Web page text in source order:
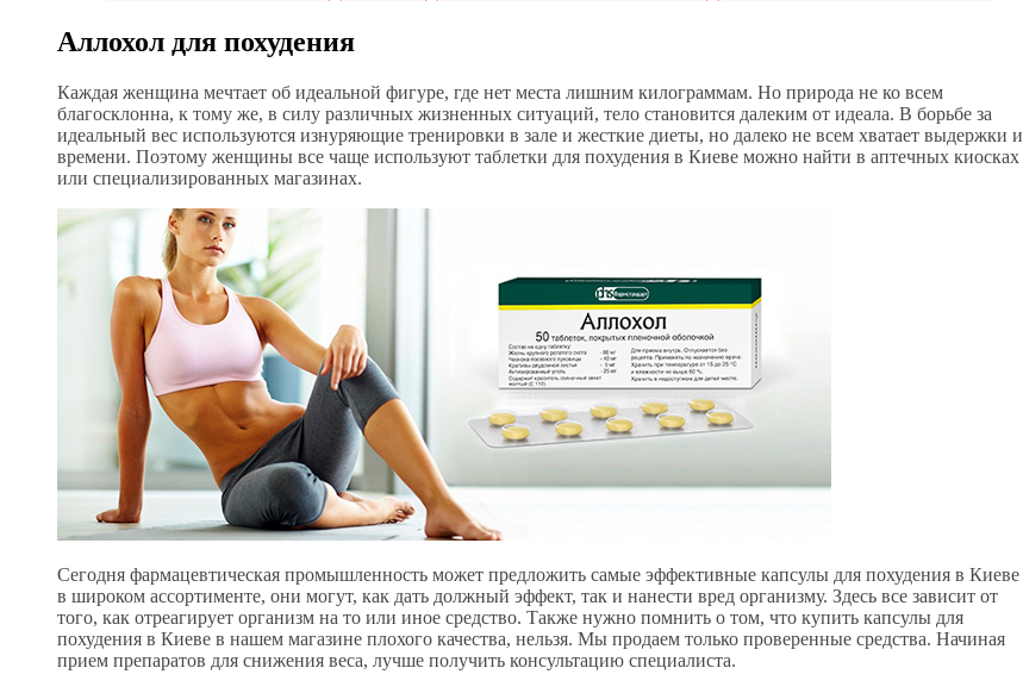
Аллохол для похудения
Каждая женщина мечтает об идеальной фигуре, где нет места лишним килограммам. Но природа не ко всем
благосклонна, к тому же, в силу различных жизненных ситуаций, тело становится далеким от идеала. В борьбе за
идеальный вес используются изнуряющие тренировки в зале и жесткие диеты, но далеко не всем хватает выдержки и
времени. Поэтому женщины все чаще используют таблетки для похудения в Киеве можно найти в аптечных киосках
или специализированных магазинах.
Сегодня фармацевтическая промышленность может предложить самые эффективные капсулы для похудения в Киеве
в широком ассортименте, они могут, как дать должный эффект, так и нанести вред организму. Здесь все зависит от
того, как отреагирует организм на то или иное средство. Также нужно помнить о том, что купить капсулы для
похудения в Киеве в нашем магазине плохого качества, нельзя. Мы продаем только проверенные средства. Начиная
прием препаратов для снижения веса, лучше получить консультацию специалиста.